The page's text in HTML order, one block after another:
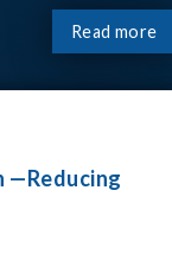
Read more
—Reducing